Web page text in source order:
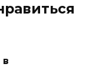
в